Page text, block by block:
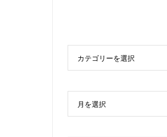
カテゴリーを選択
月を選択